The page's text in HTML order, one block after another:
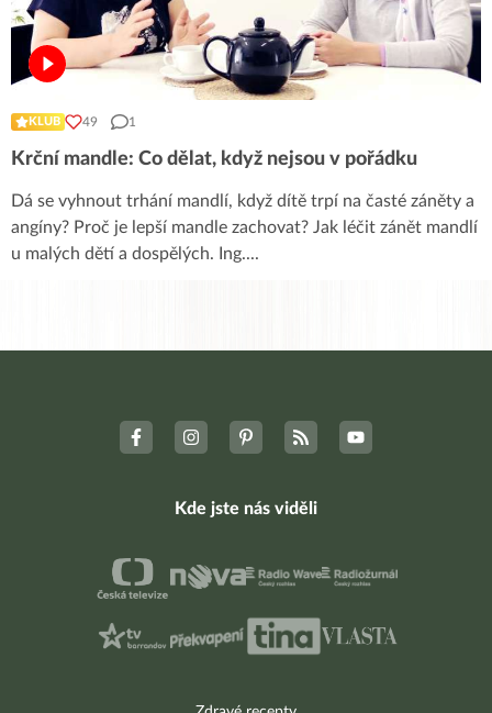
KLUB 49 1
Krční mandle: Co dělat, když nejsou v pořádku
Dá se vyhnout trhání mandlí, když dítě trpí na časté záněty a
angíny? Proč je lepší mandle zachovat? Jak léčit zánět mandlí
u malých dětí a dospělých. Ing....
Kde jste nás viděli